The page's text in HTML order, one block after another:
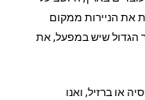
את הניירות ממקום
הגדול שיש במפעל, את
או ברזיל, ואנו